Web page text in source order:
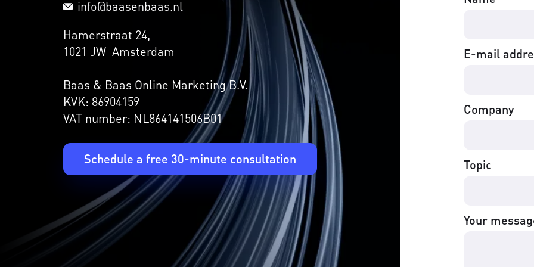
info@baasenbaas.nl
Hamerstraat 24,
1021 JW Amsterdam
Baas & Baas Online Marketing B.V.
KVK: 86904159
VAT number: NL864141506B01
Schedule a free 30-minute consultation
E-mail
Company
Topic
Your